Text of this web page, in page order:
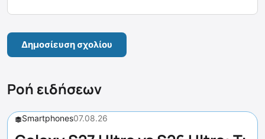
Ροή ειδήσεων
Smartphones07.08.26